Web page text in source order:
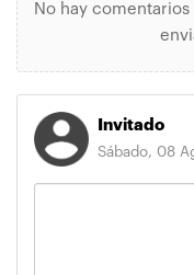
No hay
Invitado
Sábado, 08